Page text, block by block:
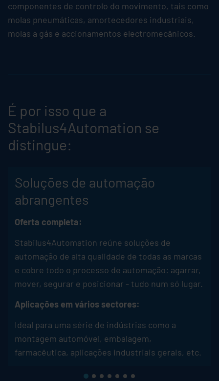
componentes de controlo do movimento, tais como
molas pneumáticas, amortecedores industriais,
molas a gás e accionamentos electromecânicos.
É por isso que a
Stabilus4Automation se
distingue:
Soluções de automação
abrangentes
Oferta completa:
Stabilus4Automation reúne soluções de
automação de alta qualidade de todas as marcas
e cobre todo o processo de automação: agarrar,
mover, segurar e posicionar - tudo num só lugar.
Aplicações em vários sectores:
Ideal para uma série de indústrias como a
montagem automóvel, embalagem,
farmacêutica, aplicações industriais gerais, etc.